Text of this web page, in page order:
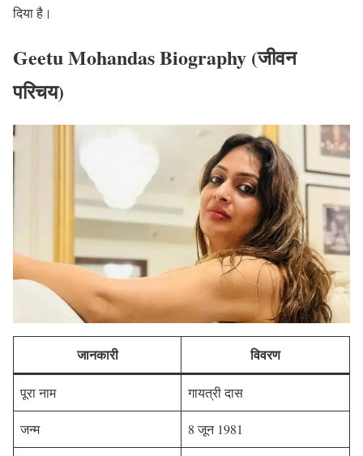
दिया है।
Geetu Mohandas Biography (जीवन
परिचय)
जानकारी विवरण
पूरा नाम गायत्री दास
जन्म 8 जून 1981